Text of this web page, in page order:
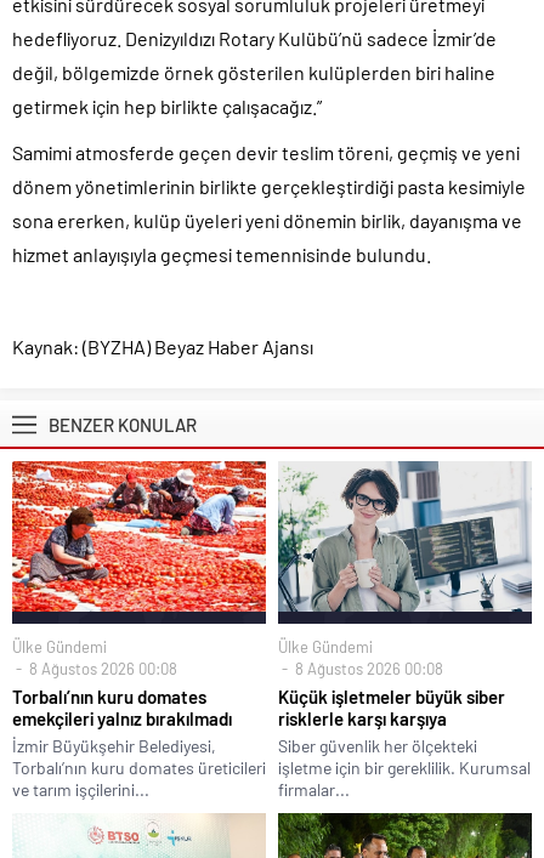
hedefliyoruz. Denizyıldızı Rotary Kulübü’nü sadece İzmir’de
değil, bölgemizde örnek gösterilen kulüplerden biri haline
getirmek için hep birlikte çalışacağız.”
Samimi atmosferde geçen devir teslim töreni, geçmiş ve yeni
dönem yönetimlerinin birlikte gerçekleştirdiği pasta kesimiyle
sona ererken, kulüp üyeleri yeni dönemin birlik, dayanışma ve
hizmet anlayışıyla geçmesi temennisinde bulundu.
Kaynak: (BYZHA) Beyaz Haber Ajansı
BENZER KONULAR
Ülke Gündemi
8 Ağustos 2026 00:08
Torbalı’nın kuru domates
emekçileri yalnız bırakılmadı
İzmir Büyükşehir Belediyesi,
Torbalı’nın kuru domates üreticileri
ve tarım işçilerini...
Ülke Gündemi
8 Ağustos 2026 00:08
Küçük işletmeler büyük siber
risklerle karşı karşıya
Siber güvenlik her ölçekteki
işletme için bir gereklilik. Kurumsal
firmalar...